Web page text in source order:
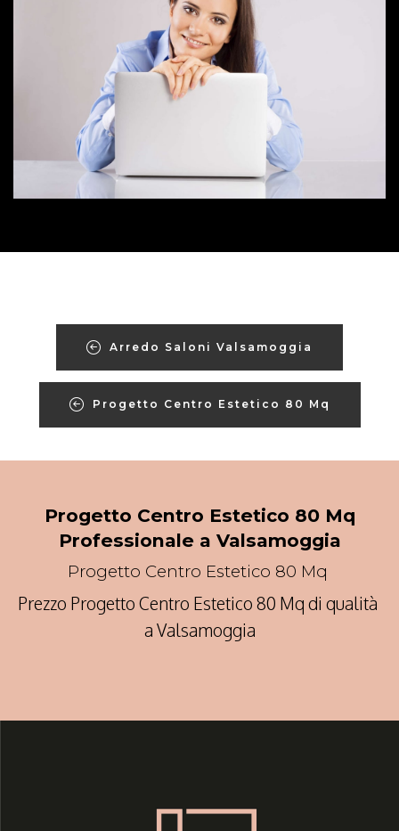
Arredo Saloni Valsamoggia
Progetto Centro Estetico 80 Mq
Progetto Centro Estetico 80 Mq
Professionale a Valsamoggia
Progetto Centro Estetico 80 Mq
Prezzo Progetto Centro Estetico 80 Mq di qualità
a Valsamoggia